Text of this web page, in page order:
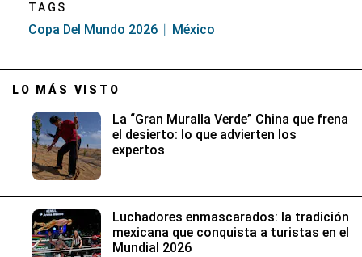
TAGS
Copa Del Mundo 2026 México
LO MÁS VISTO
La “Gran Muralla Verde” China que frena
el desierto: lo que advierten los
expertos
Luchadores enmascarados: la tradición
mexicana que conquista a turistas en el
Mundial 2026